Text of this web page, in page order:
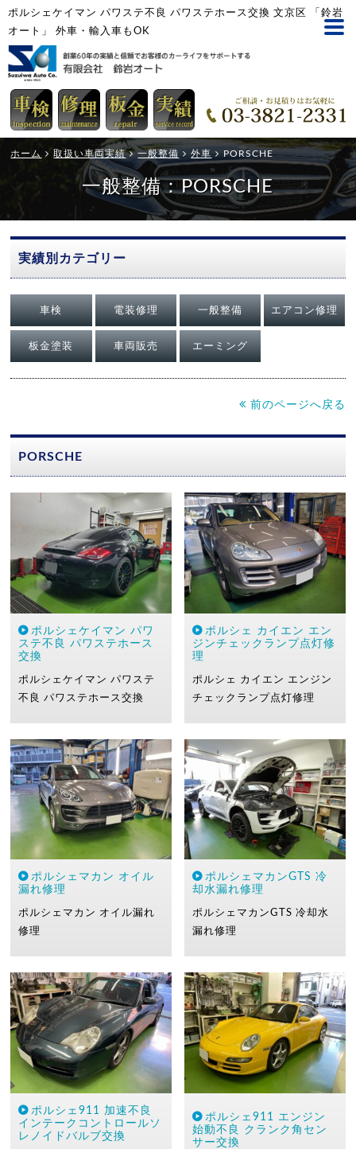
ポルシェケイマン パワステ不良 パワステホース交換 文京区 「鈴岩
オート」 外車・輸入車もOK
ホーム 取扱い車両実績 一般整備 外車 PORSCHE
一般整備：PORSCHE
実績別カテゴリー
車検 電装修理 一般整備 エアコン修理
板金塗装 車両販売 エーミング
前のページへ戻る
PORSCHE
ポルシェケイマン パワ
ステ不良 パワステホース
交換
ポルシェケイマンパワステ
不良パワステホース交換
ポルシェ カイエン エン
ジンチェックランプ点灯修
理
ポルシェ カイエン エンジン
チェックランプ点灯修理
ポルシェマカン オイル
漏れ修理
ポルシェマカン オイル漏れ
修理
ポルシェマカンGTS 冷
却水漏れ修理
ポルシェマカンGTS 冷却水
漏れ修理
ポルシェ911 加速不良
インテークコントロールソ
レノイドバルブ交換
ポルシェ911 エンジン
始動不良 クランク角セン
サー交換